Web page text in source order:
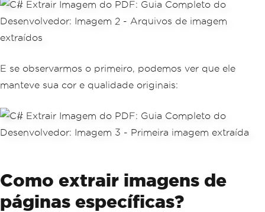
E se observarmos o primeiro, podemos ver que ele
manteve sua cor e qualidade originais:
Como extrair imagens de
páginas específicas?